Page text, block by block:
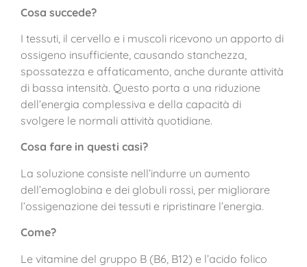
Cosa succede?
I tessuti, il cervello e i muscoli ricevono un apporto di
ossigeno insufficiente, causando stanchezza,
spossatezza e affaticamento, anche durante attività
di bassa intensità. Questo porta a una riduzione
dell’energia complessiva e della capacità di
svolgere le normali attività quotidiane.
Cosa fare in questi casi?
La soluzione consiste nell’indurre un aumento
dell’emoglobina e dei globuli rossi, per migliorare
l’ossigenazione dei tessuti e ripristinare l’energia.
Come?
Le vitamine del gruppo B (B6, B12) e l’acido folico